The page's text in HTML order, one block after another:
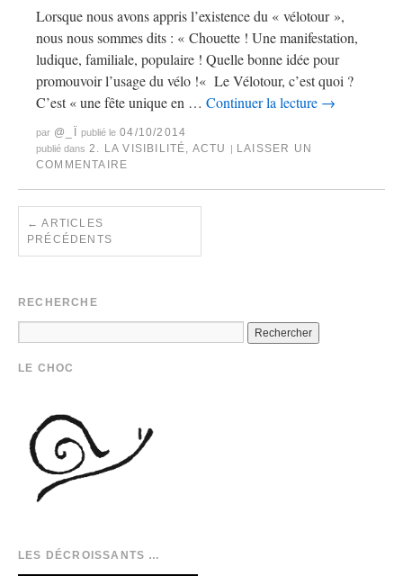
Lorsque nous avons appris l’existence du « vélotour »,
nous nous sommes dits : « Chouette ! Une manifestation,
ludique, familiale, populaire ! Quelle bonne idée pour
promouvoir l’usage du vélo !« Le Vélotour, c’est quoi ?
C’est « une fête unique en … Continuer la lecture →
par @_Ï publié le 04/10/2014
publié dans 2. LA VISIBILITÉ ACTU | LAISSER UN
COMMENTAIRE
← ARTICLES
PRÉCÉDENTS
RECHERCHE
LE CHOC
LES DÉCROISSANTS …